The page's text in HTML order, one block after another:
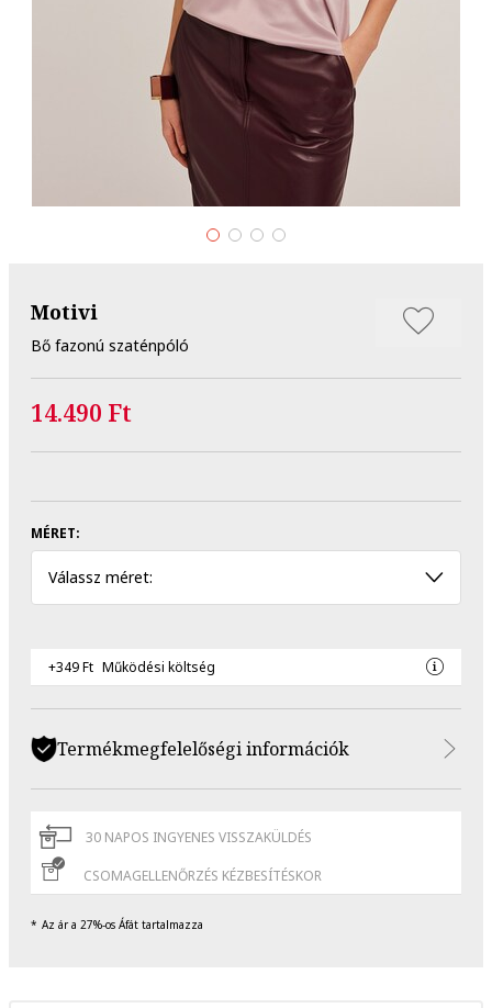
Motivi
Bő fazonú szaténpóló
14.490 Ft
MÉRET:
Válassz méret:
+349 Ft Működési költség
Termékmegfelelőségi információk
30 NAPOS INGYENES VISSZAKÜLDÉS
CSOMAGELLENŐRZÉS KÉZBESÍTÉSKOR
Az ár a 27%-os Áfát tartalmazza